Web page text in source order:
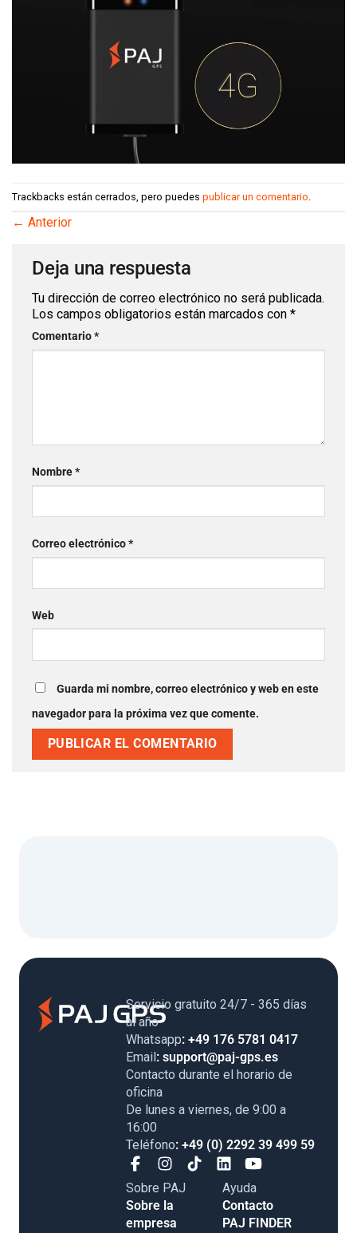
Trackbacks están cerrados, pero puedes publicar un comentario
← Anterior
Deja una respuesta
Tu dirección de correo electrónico no será publicada.
Los campos obligatorios están marcados con *
Comentario*
Nombre*
Correo electrónico*
Web
Guarda mi nombre, correo electrónico y web en este
navegador para la próxima vez que comente.
Servicio gratuito 24/7 - 365 días
al año
Whatsapp: +49 176 5781 0417
Email: support@paj-gps.es
Contacto durante el horario de
oficina
De lunes a viernes, de 9:00 a
16:00
Teléfono: +49 (0) 2292 39 499 59
Sobre PAJ
Sobre la
empresa
Ayuda
Contacto
PAJ FINDER